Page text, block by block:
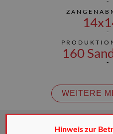
160
WEITERE
Hinweis zur